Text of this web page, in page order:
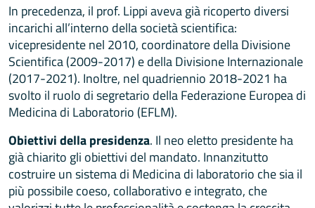
In precedenza, il prof. Lippi aveva già ricoperto diversi
incarichi all’interno della società scientifica:
vicepresidente nel 2010, coordinatore della Divisione
Scientifica (2009-2017) e della Divisione Internazionale
(2017-2021). Inoltre, nel quadriennio 2018-2021 ha
svolto il ruolo di segretario della Federazione Europea di
Medicina di Laboratorio (EFLM).
Obiettivi della presidenza. Il neo eletto presidente ha
già chiarito gli obiettivi del mandato. Innanzitutto
costruire un sistema di Medicina di laboratorio che sia il
più possibile coeso, collaborativo e integrato, che